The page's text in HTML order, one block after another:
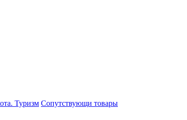
Туризм Сопутствующи товары